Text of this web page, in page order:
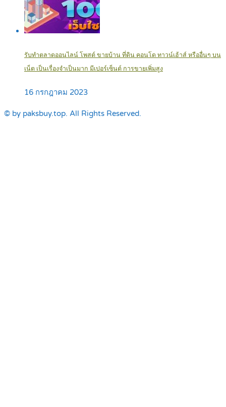
รับทำตลาดออนไลน์ โพสต์ ขายบ้าน ที่ดิน คอนโด ทาวน์เฮ้าส์ หรืออื่นๆ บน
เน็ต เป็นเรื่องจำเป็นมาก มีเปอร์เซ็นต์ การขายเพิ่มสูง
16 กรกฎาคม 2023
© by paksbuy.top. All Rights Reserved.